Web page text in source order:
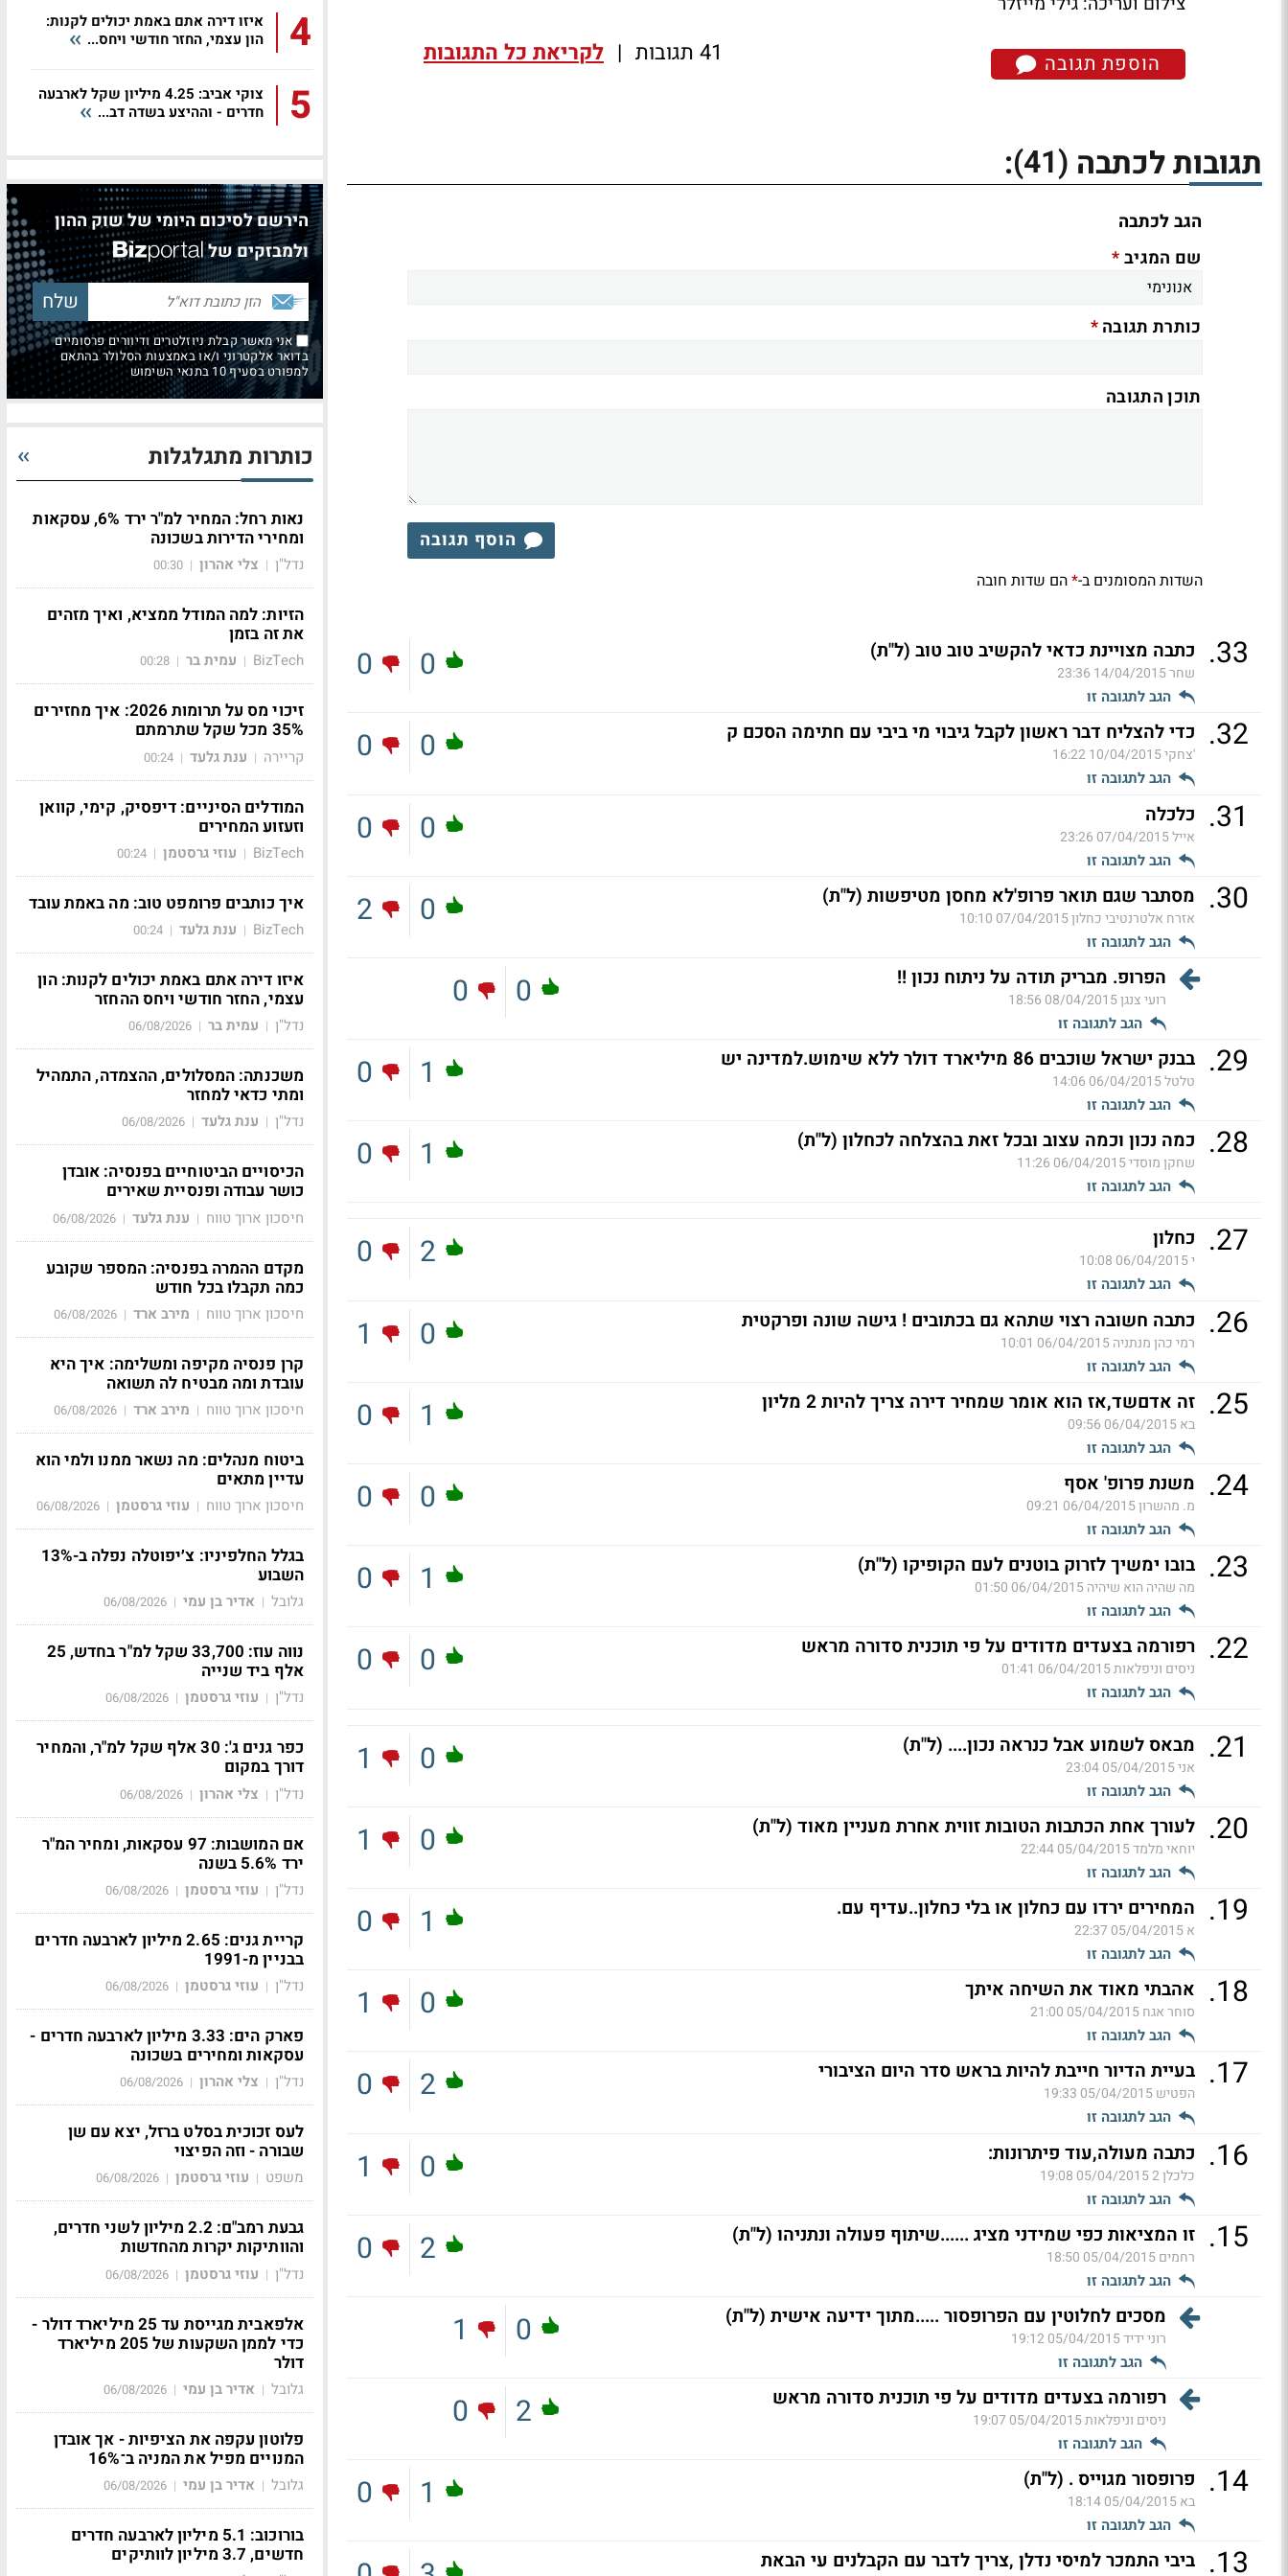
הוספת תגובה 41 תגובות | לקריאת כל התגובות
תגובות לכתבה (41)
:
הגב לכתבה
שם המגיב*
כותרת תגובה*
תוכן התגובה
הוסף תגובה
השדות המסומנים ב-*הם שדות חובה
33
. כתבה מצויינת כדאי להקשיב טוב טוב (ל"ת)
שחר14/04/2015 23:36
הגב לתגובה זו
0
0
32
. כדי להצליח דבר ראשון לקבל גיבוי מי ביבי עם חתימה הסכם ק
'צחקי10/04/2015 16:22
הגב לתגובה זו
0
0
31
. כלכלה
אייל07/04/2015 23:26
הגב לתגובה זו
0
0
30
. מסתבר שגם תואר פרופ'לא מחסן מטיפשות (ל"ת)
אזרח אלטרנטיבי כחלון07/04/2015 10:10
הגב לתגובה זו
0
2
הפרופ. מבריק תודה על ניתוח נכון !!
רועי צנגן08/04/2015 18:56
הגב לתגובה זו
0
0
29
. בבנק ישראל שוכבים 86 מיליארד דולר ללא שימוש.למדינה יש
טלטל06/04/2015 14:06
הגב לתגובה זו
1
0
28
. כמה נכון וכמה עצוב ובכל זאת בהצלחה לכחלון (ל"ת)
שחקן מוסדי06/04/2015 11:26
הגב לתגובה זו
1
0
27
. כחלון
י06/04/2015 10:08
הגב לתגובה זו
2
0
26
. כתבה חשובה רצוי שתהא גם בכתובים ! גישה שונה ופרקטית
רמי כהן מנתניה06/04/2015 10:01
הגב לתגובה זו
0
1
25
. זה אדםשד,אז הוא אומר שמחיר דירה צריך להיות 2 מליון
בא06/04/2015 09:56
הגב לתגובה זו
1
0
24
. משנת פרופ' אסף
מ. מהשרון06/04/2015 09:21
הגב לתגובה זו
0
0
23
. בובו ימשיך לזרוק בוטנים לעם הקופיקו (ל"ת)
מה שהיה הוא שיהיה06/04/2015 01:50
הגב לתגובה זו
1
0
22
. רפורמה בצעדים מדודים על פי תוכנית סדורה מראש
ניסים וניפלאות06/04/2015 01:41
הגב לתגובה זו
0
0
21
. מבאס לשמוע אבל כנראה נכון.... (ל"ת)
אני05/04/2015 23:04
הגב לתגובה זו
0
1
20
. לעורך אחת הכתבות הטובות זווית אחרת מעניין מאוד (ל"ת)
יוחאי מלמד05/04/2015 22:44
הגב לתגובה זו
0
1
19
. המחירים ירדו עם כחלון או בלי כחלון..עדיף עם.
א05/04/2015 22:37
הגב לתגובה זו
1
0
18
. אהבתי מאוד את השיחה איתך
סוחר אגח05/04/2015 21:00
הגב לתגובה זו
0
1
17
. בעיית הדיור חייבת להיות בראש סדר היום הציבורי
הפטיש05/04/2015 19:33
הגב לתגובה זו
2
0
16
. כתבה מעולה,עוד פיתרונות:
כלכלן 2 05/04/2015 19:08
הגב לתגובה זו
0
1
15
. זו המציאות כפי שמידני מציג ......שיתוף פעולה ונתניהו (ל"ת)
רחמים05/04/2015 18:50
הגב לתגובה זו
2
0
מסכים לחלוטין עם הפרופסור .....מתוך ידיעה אישית (ל"ת)
רוני ידיד05/04/2015 19:12
הגב לתגובה זו
0
1
רפורמה בצעדים מדודים על פי תוכנית סדורה מראש
ניסים וניפלאות05/04/2015 19:07
הגב לתגובה זו
2
0
14
. פרופסור מגוייס . (ל"ת)
בא05/04/2015 18:14
הגב לתגובה זו
1
0
13
. ביבי התמכר למיסי נדלן ,צריך לדבר עם הקבלנים עי הבאת
4
איזו דירה אתם באמת יכולים לקנות:
הון עצמי, החזר חודשי ויחס...
5
צוקי אביב: 4.25 מיליון שקל לארבעה
חדרים - וההיצע בשדה דב...
הירשם לסיכום היומי של שוק ההון
ולמבזקים של
אני מאשר קבלת ניוזלטרים ודיוורים פרסומיים
בדואר אלקטרוני ו/או באמצעות הסלולר בהתאם
למפורט בסעיף 10 בתנאי השימוש
כותרות מתגלגלות
נאות רחל: המחיר למ"ר ירד 6%, עסקאות
ומחירי הדירות בשכונה
נדל"ן | צלי אהרון |
00:30
הזיות: למה המודל ממציא, ואיך מזהים
את זה בזמן
BizTech
| עמית בר |
00:28
זיכוי מס על תרומות 2026: איך מחזירים
35% מכל שקל שתרמתם
קריירה | ענת גלעד |
00:24
המודלים הסיניים: דיפסיק, קימי, קוואן
וזעזוע המחירים
BizTech
| עוזי גרסטמן |
00:24
איך כותבים פרומפט טוב: מה באמת עובד
BizTech
| ענת גלעד |
00:24
איזו דירה אתם באמת יכולים לקנות: הון
עצמי, החזר חודשי ויחס ההחזר
נדל"ן | עמית בר |
06/08/2026
משכנתה: המסלולים, ההצמדה, התמהיל
ומתי כדאי למחזר
נדל"ן | ענת גלעד |
06/08/2026
הכיסויים הביטוחיים בפנסיה: אובדן
כושר עבודה ופנסיית שאירים
חיסכון ארוך טווח | ענת גלעד |
06/08/2026
מקדם ההמרה בפנסיה: המספר שקובע
כמה תקבלו בכל חודש
חיסכון ארוך טווח | מירב ארד |
06/08/2026
קרן פנסיה מקיפה ומשלימה: איך היא
עובדת ומה מבטיח לה תשואה
חיסכון ארוך טווח | מירב ארד |
06/08/2026
ביטוח מנהלים: מה נשאר ממנו ולמי הוא
עדיין מתאים
חיסכון ארוך טווח | עוזי גרסטמן |
06/08/2026
בגלל החלפיניו: צ׳יפוטלה נפלה ב-13%
השבוע
גלובל | אדיר בן עמי |
06/08/2026
נווה עוז: 33,700 שקל למ"ר בחדש, 25
אלף ביד שנייה
נדל"ן | עוזי גרסטמן |
06/08/2026
כפר גנים ג': 30 אלף שקל למ"ר, והמחיר
דורך במקום
נדל"ן | צלי אהרון |
06/08/2026
אם המושבות: 97 עסקאות, ומחיר המ"ר
ירד 5.6% בשנה
נדל"ן | עוזי גרסטמן |
06/08/2026
קריית גנים: 2.65 מיליון לארבעה חדרים
בבניין מ-1991
נדל"ן | עוזי גרסטמן |
06/08/2026
פארק הים: 3.33 מיליון לארבעה חדרים -
עסקאות ומחירים בשכונה
נדל"ן | צלי אהרון |
06/08/2026
לעס זכוכית בסלט ברזל, יצא עם שן
שבורה - וזה הפיצוי
משפט | עוזי גרסטמן |
06/08/2026
גבעת רמב"ם: 2.2 מיליון לשני חדרים,
והוותיקות יקרות מהחדשות
נדל"ן | עוזי גרסטמן |
06/08/2026
אלפאבית מגייסת עד 25 מיליארד דולר -
כדי לממן השקעות של 205 מיליארד
דולר
גלובל | אדיר בן עמי |
06/08/2026
פלוטון עקפה את הציפיות - אך אובדן
המנויים מפיל את המניה ב־16%
גלובל | אדיר בן עמי |
06/08/2026
בורוכוב: 5.1 מיליון לארבעה חדרים
חדשים, 3.7 מיליון לוותיקים